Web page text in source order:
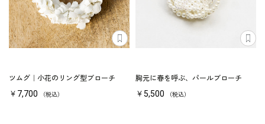
ツムグ｜小花のリング型ブローチ
￥7,700 （税込）
胸元に春を呼ぶ、パールブローチ
￥5,500 （税込）